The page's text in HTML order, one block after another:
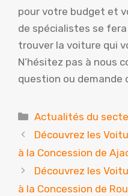
pour votre budget et
de spécialistes se
trouver la voiture qui
N’hésitez pas à nous
question ou demande
Catégories
Actualités du
Découvrez les
à la Concession de
Découvrez les
à la Concession de